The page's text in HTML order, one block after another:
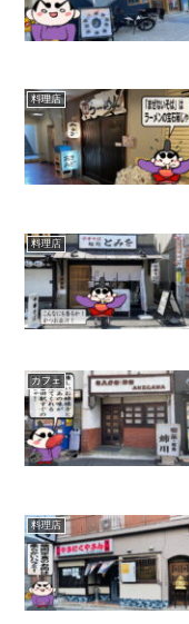
料理店
料理店
カフェ
料理店